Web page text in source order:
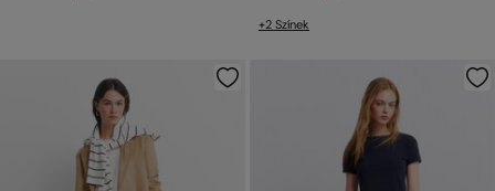
+2 Színek